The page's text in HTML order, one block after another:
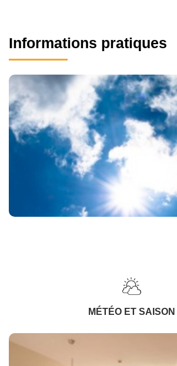
Informations pratiques
MÉTÉO ET SAISON